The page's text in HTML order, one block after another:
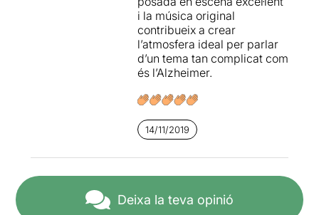
i la música original
contribueix a crear
l’atmosfera ideal per parlar
d’un tema tan complicat com
és l’Alzheimer.
14/11/2019
Deixa la teva opinió